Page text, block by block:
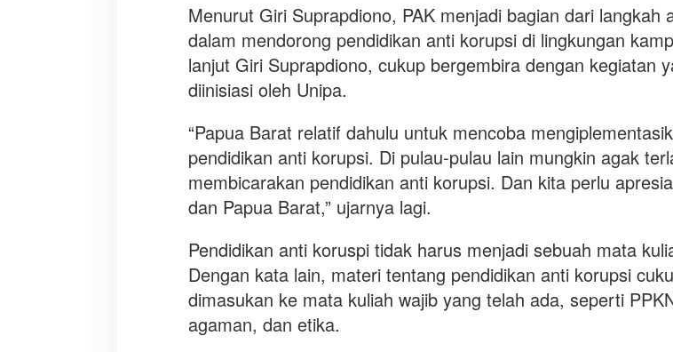
Menurut Giri Suprapdiono, PAK menjadi bagian dari langkah
dalam mendorong pendidikan anti korupsi di lingkungan
lanjut Giri Suprapdiono, cukup bergembira dengan kegiatan
diinisiasi oleh Unipa.
“Papua Barat relatif dahulu untuk mencoba
pendidikan anti korupsi. Di pulau-pulau lain mungkin agak
membicarakan pendidikan anti korupsi. Dan kita perlu
dan Papua Barat,” ujarnya lagi.
Pendidikan anti koruspi tidak harus menjadi sebuah mata
Dengan kata lain, materi tentang pendidikan anti korupsi
dimasukan ke mata kuliah wajib yang telah ada, seperti
agaman, dan etika.